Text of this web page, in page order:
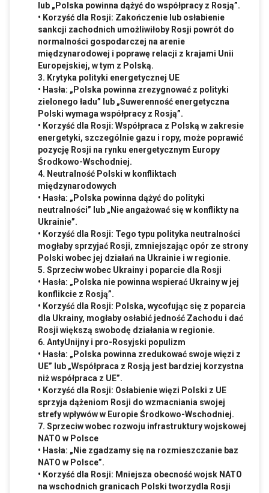
lub „Polska powinna dążyć do współpracy z Rosją”.
• Korzyść dla Rosji: Zakończenie lub osłabienie
sankcji zachodnich umożliwiłoby Rosji powrót do
normalności gospodarczej na arenie
międzynarodowej i poprawę relacji z krajami Unii
Europejskiej, w tym z Polską.
3. Krytyka polityki energetycznej UE
• Hasła: „Polska powinna zrezygnować z polityki
zielonego ładu” lub „Suwerenność energetyczna
Polski wymaga współpracy z Rosją”.
• Korzyść dla Rosji: Współpraca z Polską w zakresie
energetyki, szczególnie gazu i ropy, może poprawić
pozycję Rosji na rynku energetycznym Europy
Środkowo-Wschodniej.
4. Neutralność Polski w konfliktach
międzynarodowych
• Hasła: „Polska powinna dążyć do polityki
neutralności” lub „Nie angażować się w konflikty na
Ukrainie”.
• Korzyść dla Rosji: Tego typu polityka neutralności
mogłaby sprzyjać Rosji, zmniejszając opór ze strony
Polski wobec jej działań na Ukrainie i w regionie.
5. Sprzeciw wobec Ukrainy i poparcie dla Rosji
• Hasła: „Polska nie powinna wspierać Ukrainy w jej
konflikcie z Rosją”.
• Korzyść dla Rosji: Polska, wycofując się z poparcia
dla Ukrainy, mogłaby osłabić jedność Zachodu i dać
Rosji większą swobodę działania w regionie.
6. AntyUnijny i pro-Rosyjski populizm
• Hasła: „Polska powinna zredukować swoje więzi z
UE” lub „Współpraca z Rosją jest bardziej korzystna
niż współpraca z UE”.
• Korzyść dla Rosji: Osłabienie więzi Polski z UE
sprzyja dążeniom Rosji do wzmacniania swojej
strefy wpływów w Europie Środkowo-Wschodniej.
7. Sprzeciw wobec rozwoju infrastruktury wojskowej
NATO w Polsce
• Hasła: „Nie zgadzamy się na rozmieszczanie baz
NATO w Polsce”.
• Korzyść dla Rosji: Mniejsza obecność wojsk NATO
na wschodnich granicach Polski tworzydla Rosji